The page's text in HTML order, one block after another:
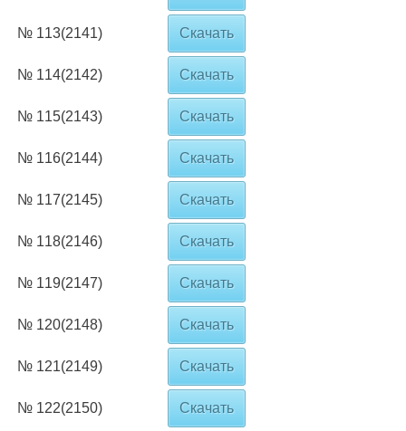
№ 113(2141) Скачать
№ 114(2142) Скачать
№ 115(2143) Скачать
№ 116(2144) Скачать
№ 117(2145) Скачать
№ 118(2146) Скачать
№ 119(2147) Скачать
№ 120(2148) Скачать
№ 121(2149) Скачать
№ 122(2150) Скачать